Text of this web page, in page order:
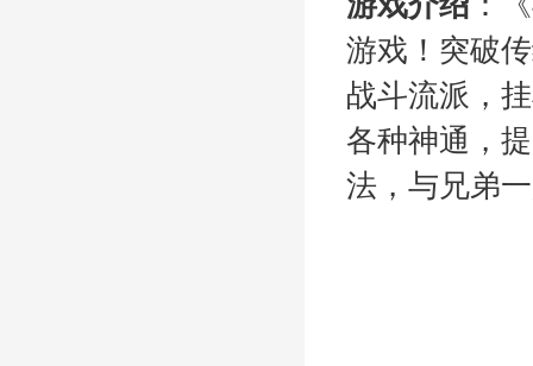
游戏！突破
战斗流派，
各种神通，
法，与兄弟